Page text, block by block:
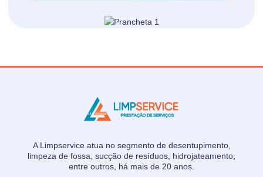
A Limpservice atua no segmento de desentupimento,
limpeza de fossa, sucção de resíduos, hidrojateamento,
entre outros, há mais de 20 anos.